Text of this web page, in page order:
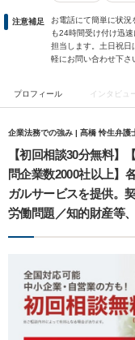
注意補足
お電話にて簡単に状
も24時間受け付け迅
担当します。土日祝日
軽にお問い合わせ下さ
プロフィール インタビュ
企業法務での強み | 髙橋 怜生弁護
【初回相談30分無料】
問企業数2000社以上】
ガルサービスを提供。
労働問題／知的財産等